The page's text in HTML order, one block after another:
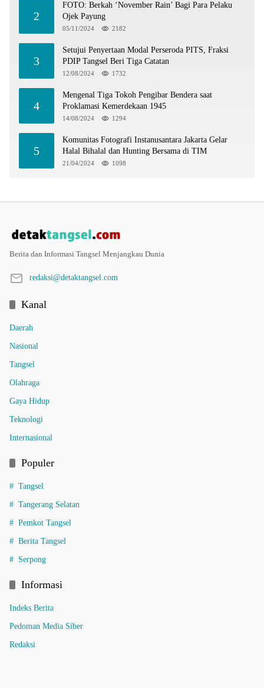
2
FOTO: Berkah ‘November Rain’ Bagi Para Pelaku
Ojek Payung
05/11/2024 2182
3
Setujui Penyertaan Modal Perseroda PITS, Fraksi
PDIP Tangsel Beri Tiga Catatan
12/08/2024 1732
4
Mengenal Tiga Tokoh Pengibar Bendera saat
Proklamasi Kemerdekaan 1945
14/08/2024 1294
5
Komunitas Fotografi Instanusantara Jakarta Gelar
Halal Bihalal dan Hunting Bersama di TIM
21/04/2024 1098
Berita dan Informasi Tangsel Menjangkau Dunia
redaksi@detaktangsel.com
Kanal
Daerah
Nasional
Tangsel
Olahraga
Gaya Hidup
Teknologi
Internasional
Populer
Tangsel
Tangerang Selatan
Pemkot Tangsel
Berita Tangsel
Serpong
Informasi
Indeks Berita
Pedoman Media Siber
Redaksi